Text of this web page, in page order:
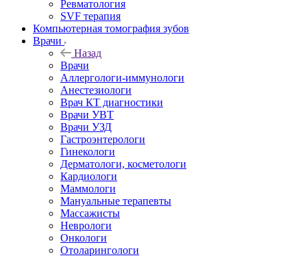
Ревматология
SVF терапия
Компьютерная томография зубов
Врачи
Назад
Врачи
Аллергологи-иммунологи
Анестезиологи
Врач КТ диагностики
Врачи УВТ
Врачи УЗД
Гастроэнтерологи
Гинекологи
Дерматологи, косметологи
Кардиологи
Маммологи
Мануальные терапевты
Массажисты
Неврологи
Онкологи
Отоларингологи